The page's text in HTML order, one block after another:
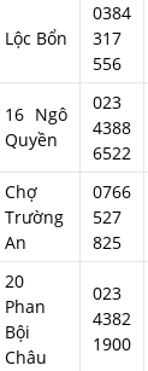
Lộc Bổn
0384
317
556
16 Ngô
Quyền
023
4388
6522
Chợ
Trường
An
0766
527
825
20
Phan
Bội
Châu
023
4382
1900